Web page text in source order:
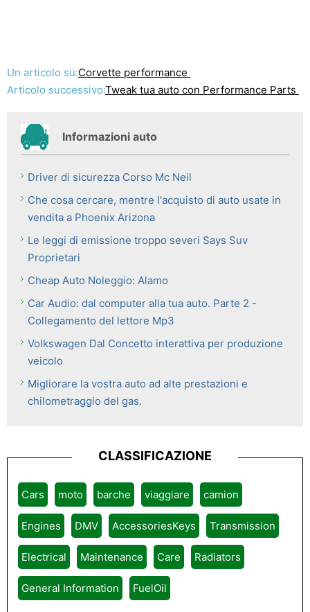
Un articolo su:Corvette performance
Articolo successivo:Tweak tua auto con Performance Parts
Informazioni auto
Driver di sicurezza Corso Mc Neil
Che cosa cercare, mentre l'acquisto di auto usate in
vendita a Phoenix Arizona
Le leggi di emissione troppo severi Says Suv
Proprietari
Cheap Auto Noleggio: Alamo
Car Audio: dal computer alla tua auto. Parte 2 -
Collegamento del lettore Mp3
Volkswagen Dal Concetto interattiva per produzione
veicolo
Migliorare la vostra auto ad alte prestazioni e
chilometraggio del gas.
CLASSIFICAZIONE
Cars moto barche viaggiare camion
Engines DMV AccessoriesKeys Transmission
Electrical Maintenance Care Radiators
General Information FuelOil